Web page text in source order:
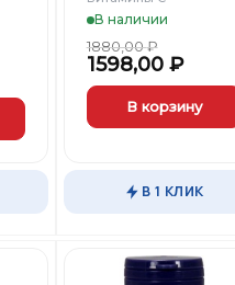
В наличии
1880,00₽
1598,00 ₽
В корзину
В 1 КЛИК